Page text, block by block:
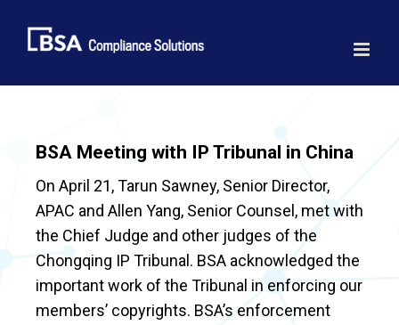
content
BSA Meeting with IP Tribunal in China
On April 21, Tarun Sawney, Senior Director,
APAC and Allen Yang, Senior Counsel, met with
the Chief Judge and other judges of the
Chongqing IP Tribunal. BSA acknowledged the
important work of the Tribunal in enforcing our
members’ copyrights. BSA’s enforcement